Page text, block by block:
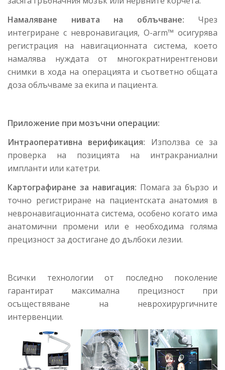
Намаляване нивата на облъчване: Чрез
интегриране с невронавигация, O-arm™ осигурява
регистрация на навигационната система, което
намалява нуждата от многократнирентгенови
снимки в хода на операцията и съответно общата
доза облъчваме за екипа и пациента.
Приложение при мозъчни операции:
Интраоперативна верификация: Използва се за
проверка на позицията на интракраниални
импланти или катетри.
Картографиране за навигация: Помага за бързо и
точно регистриране на пациентската анатомия в
невронавигационната система, особено когато има
анатомични промени или е необходима голяма
прецизност за достигане до дълбоки лезии.
Всички технологии от последно поколение
гарантират максимална прецизност при
осъществяване на неврохирургичните
интервенции.